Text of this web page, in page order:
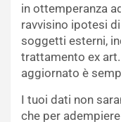
in ottemperanza
ravvisino ipotesi
soggetti esterni,
trattamento ex art.
aggiornato è
I tuoi dati non
che per